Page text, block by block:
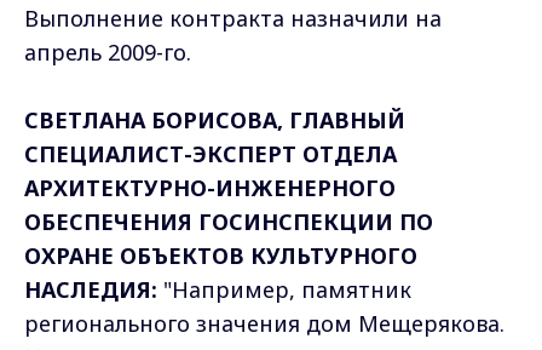
Выполнение контракта назначили на
апрель 2009-го.
СВЕТЛАНА БОРИСОВА, ГЛАВНЫЙ
СПЕЦИАЛИСТ-ЭКСПЕРТ ОТДЕЛА
АРХИТЕКТУРНО-ИНЖЕНЕРНОГО
ОБЕСПЕЧЕНИЯ ГОСИНСПЕКЦИИ ПО
ОХРАНЕ ОБЪЕКТОВ КУЛЬТУРНОГО
НАСЛЕДИЯ: "Например, памятник
регионального значения дом Мещерякова.